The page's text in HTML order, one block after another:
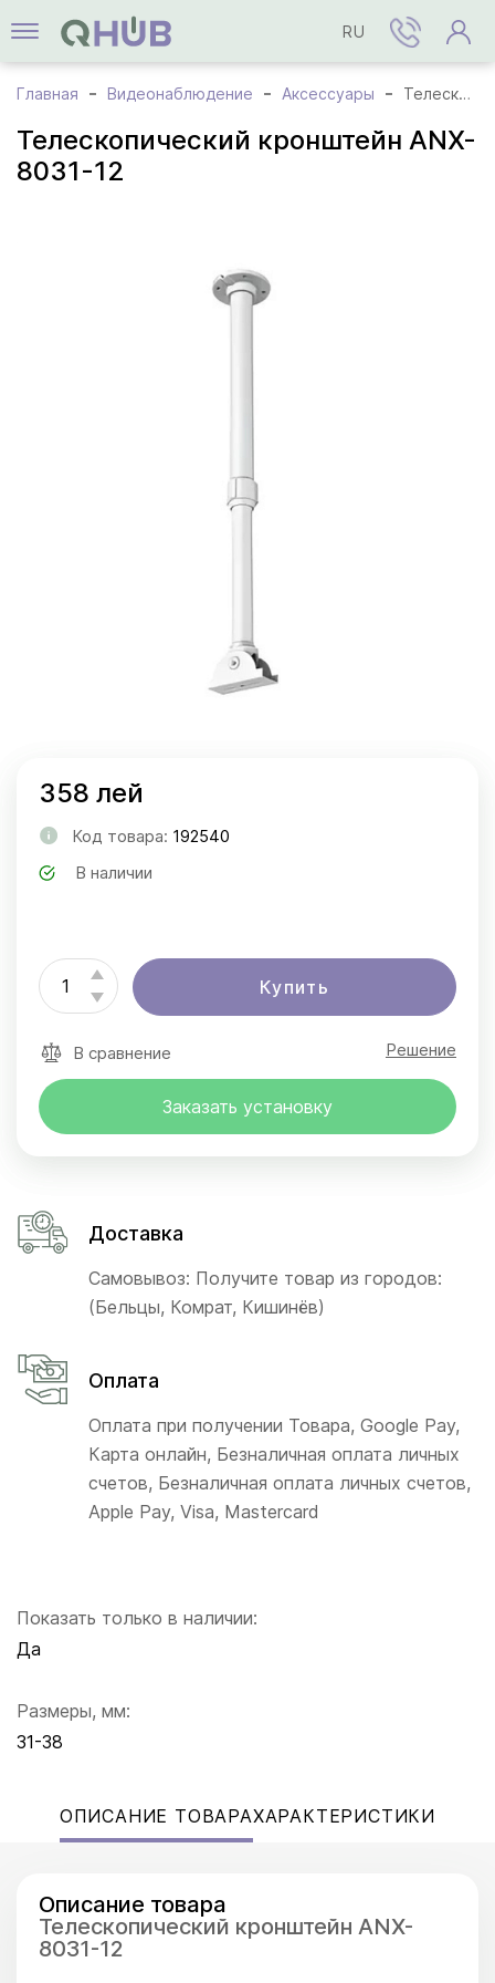
RU
Главная Видеонаблюдение Аксессуары Телескопический кронштейн ANX-8031-12
Телескопический кронштейн ANX-
8031-12
Показать только в наличии:
Да
Размеры, мм:
31-38
358 лей
Код товара: 192540
В наличии
Купить
В сравнение Решение
Заказать установку
Доставка
Самовывоз: Получите товар из городов:
(Бельцы, Комрат, Кишинёв)
Оплата
Оплата при получении Товара, Google Pay,
Карта онлайн, Безналичная оплата личных
счетов, Безналичная оплата личных счетов,
Apple Pay, Visa, Mastercard
ОПИСАНИЕ ТОВАРАХАРАКТЕРИСТИКИ
Описание товара
Телескопический кронштейн ANX-
8031-12